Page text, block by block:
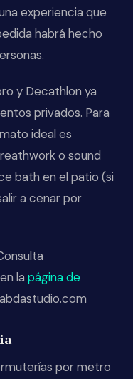
experiencia que
habrá hecho
y Decathlon ya
privados. Para
ideal es
o sound
bath en el patio (si
a cenar por
la página de
por metro